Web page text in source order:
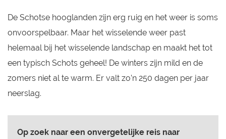
De Schotse hooglanden zijn erg ruig en het weer is soms
onvoorspelbaar. Maar het wisselende weer past
helemaal bij het wisselende landschap en maakt het tot
een typisch Schots geheel! De winters zijn mild en de
zomers niet al te warm. Er valt zo’n 250 dagen per jaar
neerslag.
Op zoek naar een onvergetelijke reis naar